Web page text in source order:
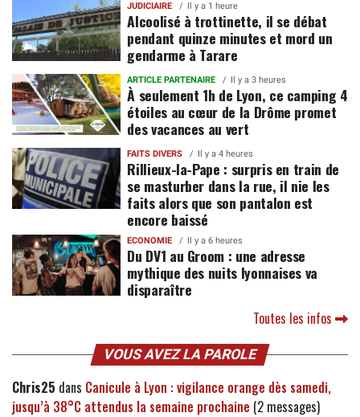
JUDICIAIRE Il y a 1 heure
Alcoolisé à trottinette, il se débat
pendant quinze minutes et mord un
gendarme à Tarare
ARTICLE PARTENAIRE Il y a 3 heures
À seulement 1h de Lyon, ce camping 4
étoiles au cœur de la Drôme promet
des vacances au vert
FAITS DIVERS Il y a 4 heures
Rillieux-la-Pape : surpris en train de
se masturber dans la rue, il nie les
faits alors que son pantalon est
encore baissé
ECONOMIE Il y a 6 heures
Du DV1 au Groom : une adresse
mythique des nuits lyonnaises va
disparaître
Toutes les infos
VOUS AVEZ LA PAROLE
Chris25 dans Canicule à Lyon : vigilance orange dès samedi,
jusqu’à 38°C attendus la semaine prochaine (2 messages)